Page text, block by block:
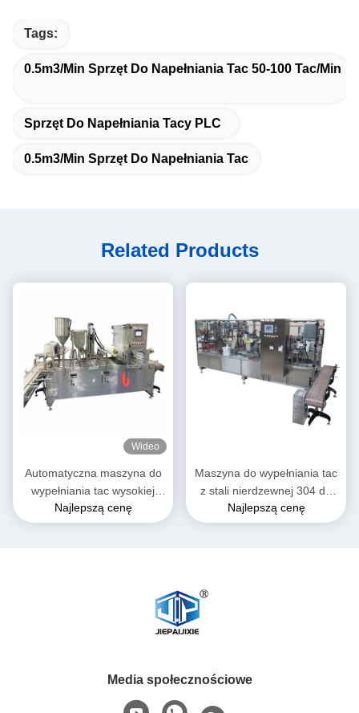
Tags:
0.5m3/min Sprzęt Do Napełniania Tac 50-100 Tac/min
Sprzęt Do Napełniania Tacy PLC
0.5m3/min Sprzęt Do Napełniania Tac
Related Products
Wideo
Automatyczna maszyna do
wypełniania tac wysokiej
prędkości do jedzenia
natychmiastowego
Najlepszą cenę
Maszyna do wypełniania tac
z stali nierdzewnej 304 do
sosu w wiadrach
Najlepszą cenę
Media społecznościowe